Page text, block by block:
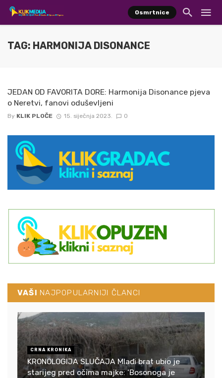
Osmrtnice
TAG: HARMONIJA DISONANCE
JEDAN OD FAVORITA DORE: Harmonija Disonance pjeva
o Neretvi, fanovi oduševljeni
By KLIK PLOČE 15. siječnja 2023. 0
VAŠI NAJPOPULARNIJI ČLANCI
CRNA KRONIKA
KRONOLOGIJA SLUČAJA Mlađi brat ubio je
starijeg pred očima majke: ‘Bosonoga je